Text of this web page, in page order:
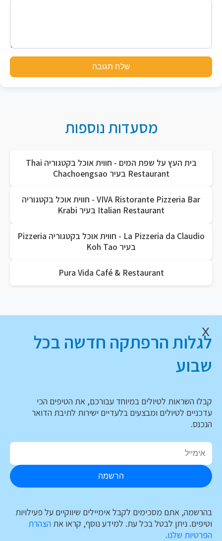
שלח תגובה
מסעדות נוספות
בית העץ על שפת המים - חווית אוכל בקטגוריה Thai
Restaurant בעיר Chachoengsao
VIVA Ristorante Pizzeria Bar - חווית אוכל בקטגוריה
Italian Restaurant בעיר Krabi
La Pizzeria da Claudio - חווית אוכל בקטגוריה Pizzeria
בעיר Koh Tao
Pura Vida Café & Restaurant
X
לגלות הרפתקה חדשה בכל
שבוע
קבלו השראות לטיולים במיוחד עבורכם, את הטיפים הכי
עדכניים לטיולים ומבצעים בלעדיים ישירות לתיבת הדואר
הנכנס.
הרשמה
בהרשמה, אתם מסכימים לקבל אימיילים שיווקיים על פעילויות
וטיפים. ניתן לבטל בכל עת. למידע נוסף, קראו את הצהרת
הפרטיות שלנו.